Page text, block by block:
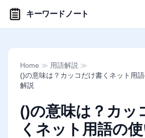
キーワードノート
Home ≫ 用語解説 ≫
()の意味は？カッコだけ書くネット用
解説
()の意味は？カッ
くネット用語の